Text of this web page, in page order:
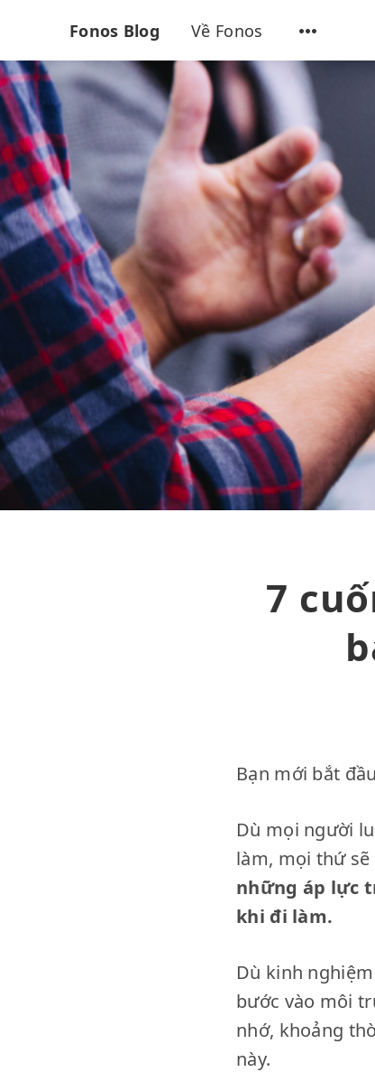
Fonos Blog Về Fonos
7
Bạn mới bắt
Dù mọi người
làm, mọi thứ
những áp lực
khi đi làm.
Dù kinh
bước vào môi
nhớ, khoảng
này.